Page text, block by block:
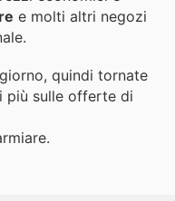
e molti altri negozi
quindi tornate
più sulle offerte di